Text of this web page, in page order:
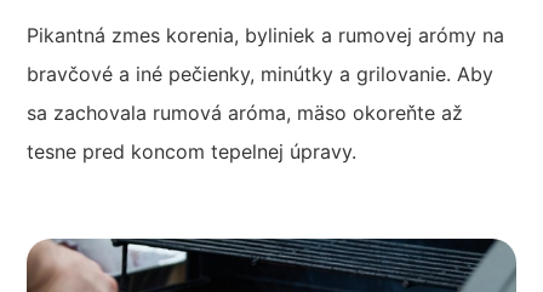
Pikantná zmes korenia, byliniek a rumovej arómy na
bravčové a iné pečienky, minútky a grilovanie. Aby
sa zachovala rumová aróma, mäso okoreňte až
tesne pred koncom tepelnej úpravy.